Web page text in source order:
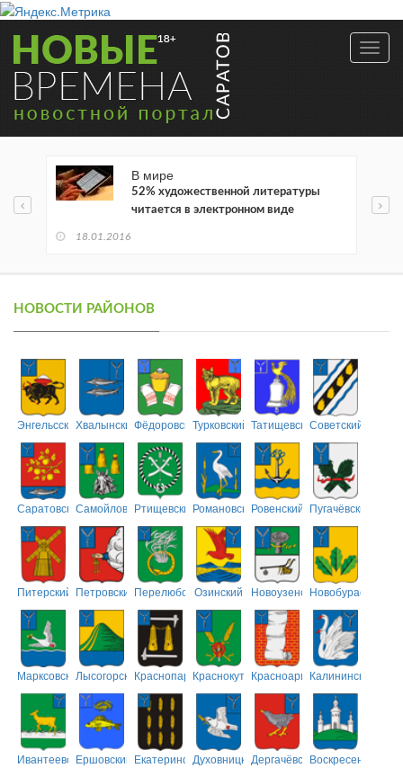
В мире
52% художественной литературы
читается в электронном виде
18.01.2016
НОВОСТИ РАЙОНОВ
ЭнгельсскийХвалынскийФёдоровскийТурковский ТатищевскийСоветский
СаратовскийСамойловскийРтищевскийРомановскийРовенский Пугачёвский
Питерский ПетровскийПерелюбскийОзинский НовоузенскийНовобурасский
МарксовскийЛысогорскийКраснопартизанский
КраснокутскийКрасноармейский
Калининский
ИвантеевскийЕршовский ЕкатериновскийДуховницкийДергачёвскийВоскресенский